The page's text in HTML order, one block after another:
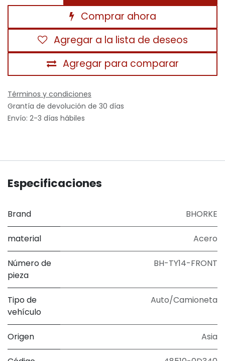
Comprar ahora
Agregar para comparar
Agregar a la lista de deseos
Términos y condiciones
Grantía de devolución de 30 días
Envío: 2-3 días hábiles
Especificaciones
Brand BHORKE
material Acero
Número de
pieza
BH-TY14-FRONT
Tipo de
vehículo
Auto/Camioneta
Origen Asia